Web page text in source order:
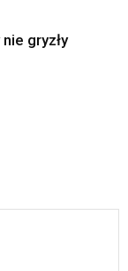
gryzły